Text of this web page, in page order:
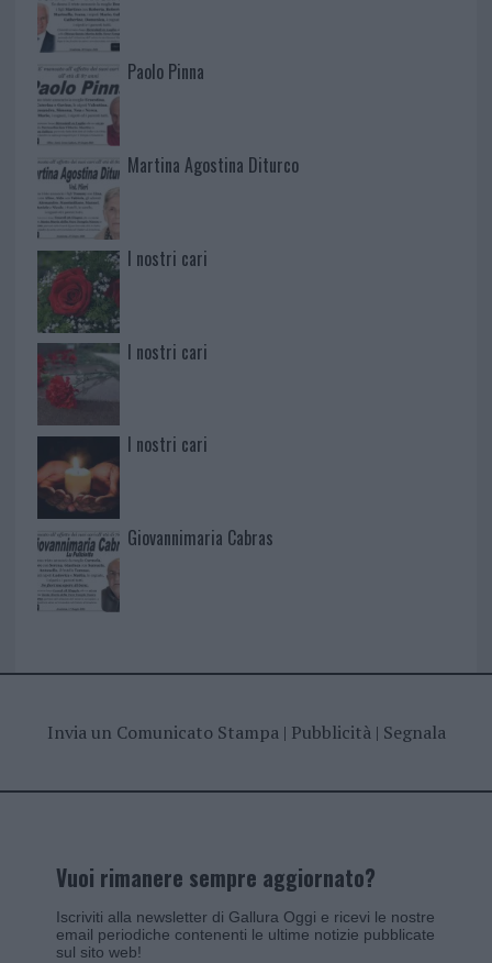
Paolo Pinna
Martina Agostina Diturco
I nostri cari
I nostri cari
I nostri cari
Giovannimaria Cabras
Invia un Comunicato Stampa| Pubblicità| Segnala
Vuoi rimanere sempre aggiornato?
Iscriviti alla newsletter di Gallura Oggi e ricevi le nostre
email periodiche contenenti le ultime notizie pubblicate
sul sito web!